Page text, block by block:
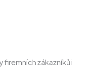
firemních zákazníků i